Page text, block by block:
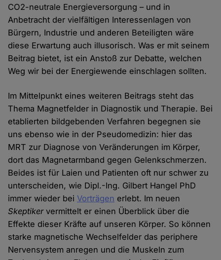
CO2-neutrale Energieversorgung – und in
Anbetracht der vielfältigen Interessenlagen von
Bürgern, Industrie und anderen Beteiligten wäre
diese Erwartung auch illusorisch. Was er mit seinem
Beitrag bietet, ist ein Anstoß zur Debatte, welchen
Weg wir bei der Energiewende einschlagen sollten.
Im Mittelpunkt eines weiteren Beitrags steht das
Thema Magnetfelder in Diagnostik und Therapie. Bei
etablierten bildgebenden Verfahren begegnen sie
uns ebenso wie in der Pseudomedizin: hier das
MRT zur Diagnose von Veränderungen im Körper,
dort das Magnetarmband gegen Gelenkschmerzen.
Beides ist für Laien und Patienten oft nur schwer zu
unterscheiden, wie Dipl.-Ing. Gilbert Hangel PhD
immer wieder beiVorträgen erlebt. Im neuen
Skeptikervermittelt er einen Überblick über die
Effekte dieser Kräfte auf unseren Körper. So können
starke magnetische Wechselfelder das periphere
Nervensystem anregen und die Muskeln zum